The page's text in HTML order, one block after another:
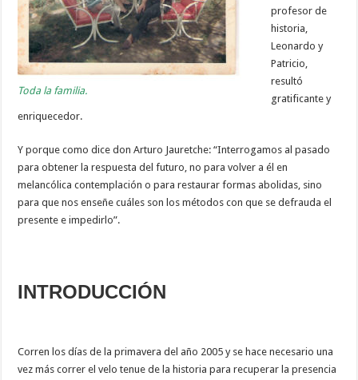
Toda la familia.
profesor de
historia,
Leonardo y
Patricio,
resultó
gratificante y
enriquecedor.
Y porque como dice don Arturo Jauretche: “Interrogamos al pasado
para obtener la respuesta del futuro, no para volver a él en
melancólica contemplación o para restaurar formas abolidas, sino
para que nos enseñe cuáles son los métodos con que se defrauda el
presente e impedirlo”.
INTRODUCCIÓN
Corren los días de la primavera del año 2005 y se hace necesario una
vez más correr el velo tenue de la historia para recuperar la presencia